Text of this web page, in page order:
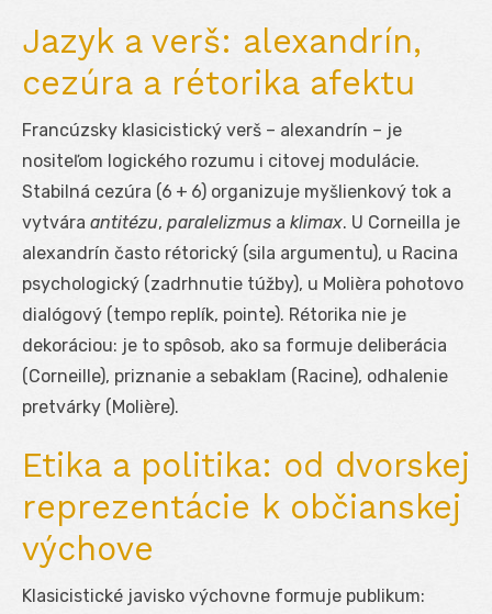
Jazyk a verš: alexandrín,
cezúra a rétorika afektu
Francúzsky klasicistický verš – alexandrín – je
nositeľom logického rozumu i citovej modulácie.
Stabilná cezúra (6 + 6) organizuje myšlienkový tok a
vytvára antitézu, paralelizmus a klimax. U Corneilla je
alexandrín často rétorický (sila argumentu), u Racina
psychologický (zadrhnutie túžby), u Molièra pohotovo
dialógový (tempo replík, pointe). Rétorika nie je
dekoráciou: je to spôsob, ako sa formuje deliberácia
(Corneille), priznanie a sebaklam (Racine), odhalenie
pretvárky (Molière).
Etika a politika: od dvorskej
reprezentácie k občianskej
výchove
Klasicistické javisko výchovne formuje publikum: